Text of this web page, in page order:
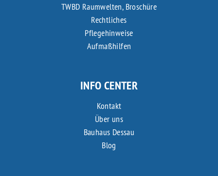
TWBD Raumwelten, Broschüre
Rechtliches
Pflegehinweise
Aufmaßhilfen
INFO CENTER
Kontakt
Über uns
Bauhaus Dessau
Blog